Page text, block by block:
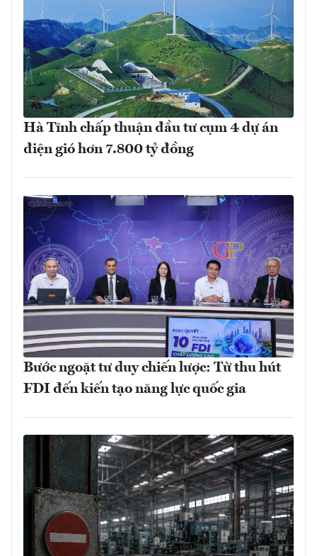
Hà Tĩnh chấp thuận đầu tư cụm 4 dự án
điện gió hơn 7.800 tỷ đồng
Bước ngoặt tư duy chiến lược: Từ thu hút
FDI đến kiến tạo năng lực quốc gia